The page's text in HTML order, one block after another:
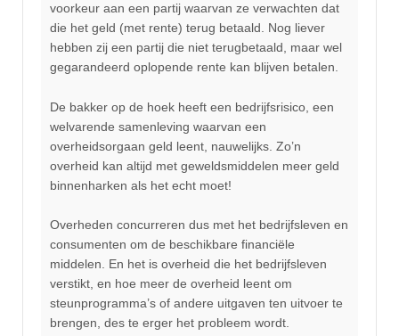
voorkeur aan een partij waarvan ze verwachten dat
die het geld (met rente) terug betaald. Nog liever
hebben zij een partij die niet terugbetaald, maar wel
gegarandeerd oplopende rente kan blijven betalen.
De bakker op de hoek heeft een bedrijfsrisico, een
welvarende samenleving waarvan een
overheidsorgaan geld leent, nauwelijks. Zo’n
overheid kan altijd met geweldsmiddelen meer geld
binnenharken als het echt moet!
Overheden concurreren dus met het bedrijfsleven en
consumenten om de beschikbare financiële
middelen. En het is overheid die het bedrijfsleven
verstikt, en hoe meer de overheid leent om
steunprogramma’s of andere uitgaven ten uitvoer te
brengen, des te erger het probleem wordt.